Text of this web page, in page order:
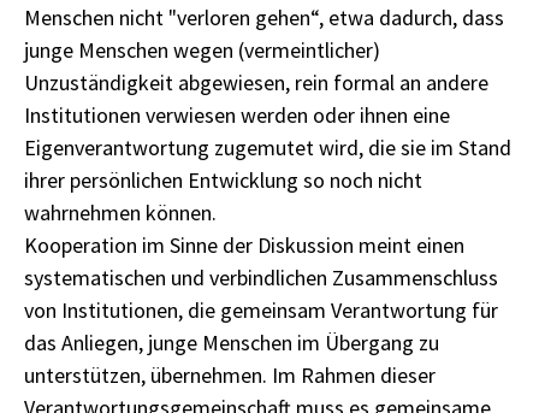
Menschen nicht "verloren gehen“, etwa dadurch, dass
junge Menschen wegen (vermeintlicher)
Unzuständigkeit abgewiesen, rein formal an andere
Institutionen verwiesen werden oder ihnen eine
Eigenverantwortung zugemutet wird, die sie im Stand
ihrer persönlichen Entwicklung so noch nicht
wahrnehmen können.
Kooperation im Sinne der Diskussion meint einen
systematischen und verbindlichen Zusammenschluss
von Institutionen, die gemeinsam Verantwortung für
das Anliegen, junge Menschen im Übergang zu
unterstützen, übernehmen. Im Rahmen dieser